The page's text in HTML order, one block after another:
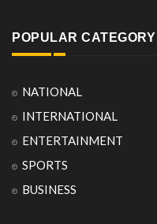
POPULAR CATEGORY
NATIONAL
INTERNATIONAL
ENTERTAINMENT
SPORTS
BUSINESS